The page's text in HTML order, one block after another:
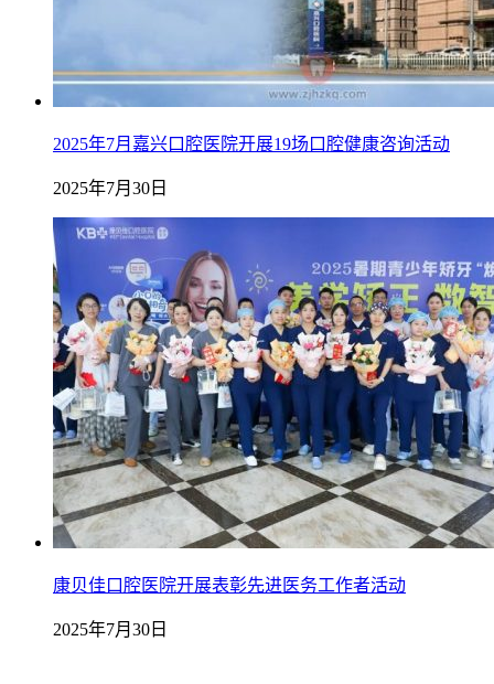
2025年7月嘉兴口腔医院开展19场口腔健康咨询活动
2025年7月30日
康贝佳口腔医院开展表彰先进医务工作者活动
2025年7月30日